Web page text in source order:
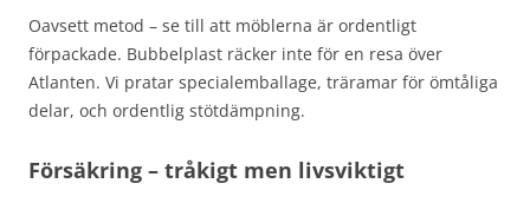
Oavsett metod – se till att möblerna är ordentligt
förpackade. Bubbelplast räcker inte för en resa över
Atlanten. Vi pratar specialemballage, träramar för ömtåliga
delar, och ordentlig stötdämpning.
Försäkring – tråkigt men livsviktigt